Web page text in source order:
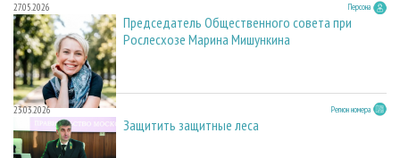
27.05.2026 Персона
Председатель Общественного совета при
Рослесхозе Марина Мишункина
23.03.2026 Регион номера
Защитить защитные леса